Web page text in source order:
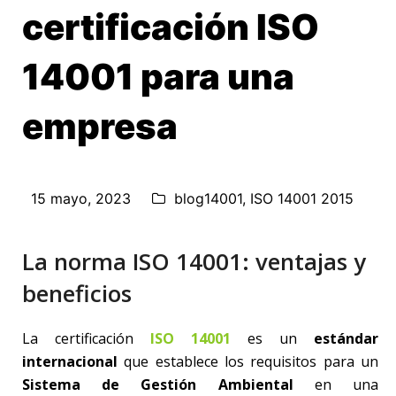
certificación ISO
14001 para una
empresa
15 mayo, 2023 blog14001, ISO 14001 2015
La norma ISO 14001: ventajas y
beneficios
La certificación ISO 14001 es un estándar
internacional que establece los requisitos para un
Sistema de Gestión Ambiental en una